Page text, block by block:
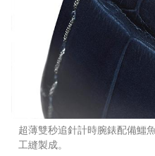
超薄雙秒追針計時腕錶配備鱷
工縫製成。